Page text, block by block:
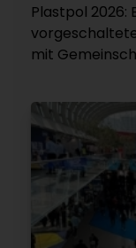
Plastpol
mit